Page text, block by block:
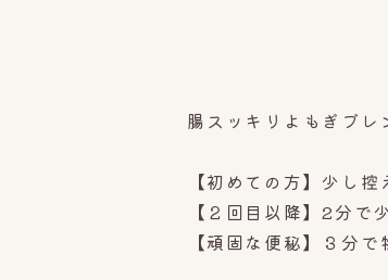
腸スッキリよもぎブレ
【初めての方】少し
【２回目以降】2分で
【頑固な便秘】３分で